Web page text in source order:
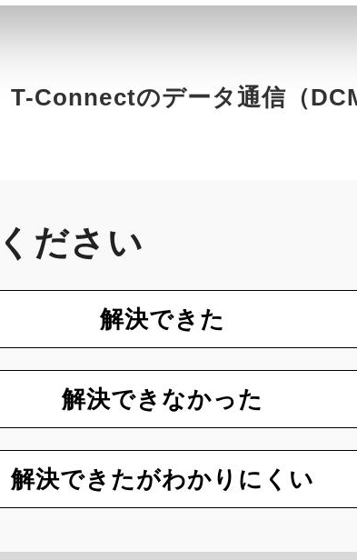
Connectのデータ通信（
ださい
解決できた
解決できなかった
解決できたがわかりにくい